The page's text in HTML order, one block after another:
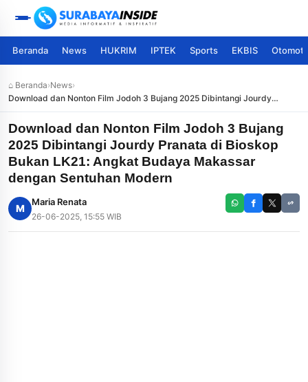
Beranda News HUKRIM IPTEK Sports EKBIS
⌂ Beranda›News›
Download dan Nonton Film Jodoh 3 Bujang 2025 Dibintangi Jourdy
Pranata di Bioskop Bukan LK21: Angkat Budaya Makassar dengan
Sentuhan Modern
Download dan Nonton Film Jodoh 3 Bujang
2025 Dibintangi Jourdy Pranata di Bioskop
Bukan LK21: Angkat Budaya Makassar
dengan Sentuhan Modern
M
Maria Renata
26-06-2025, 15:55 WIB